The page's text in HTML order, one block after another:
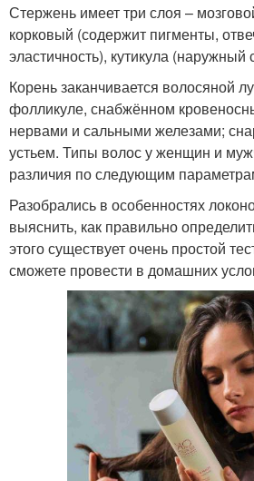
Стержень имеет три слоя –
корковый (содержит пигменты,
эластичность), кутикула
Корень заканчивается волосяной
фолликуле, снабжённом
нервами и сальными железами;
устьем. Типы волос у женщин и
различия по следующим
Разобрались в особенностях
выяснить, как правильно
этого существует очень простой
сможете провести в домашних